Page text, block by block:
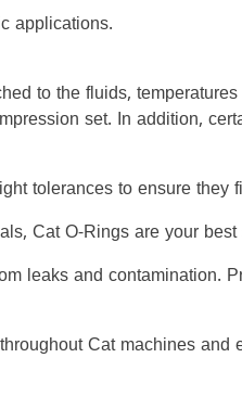
applications.
to the fluids,
set. In addition,
tolerances to ensure
Cat O-Rings are your
leaks and contamination.
Cat machines and